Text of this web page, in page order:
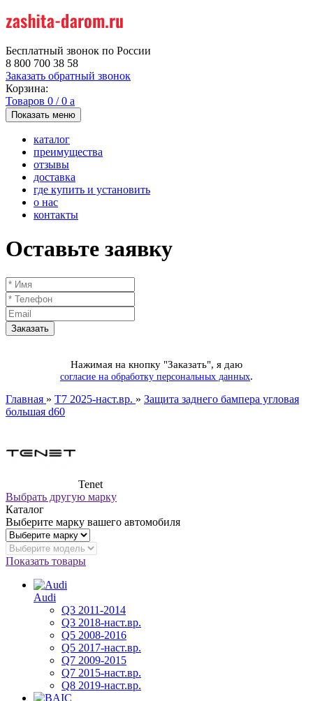
Бесплатный звонок по России
8 800 700 38 58
Заказать обратный звонок
Корзина:
Товаров 0 /0 a
Показать меню
каталог
преимущества
отзывы
доставка
где купить и установить
о нас
контакты
Оставьте заявку
Нажимая на кнопку "Заказать", я даю
согласие на обработку персональных данных.
Главная » T7 2025-наст.вр. » Защита заднего бампера угловая
большая d60
Tenet
Выбрать другую марку
Каталог
Выберите марку вашего автомобиля
Показать товары
Audi
Q3 2011-2014
Q3 2018-наст.вр.
Q5 2008-2016
Q5 2017-наст.вр.
Q7 2009-2015
Q7 2015-наст.вр.
Q8 2019-наст.вр.